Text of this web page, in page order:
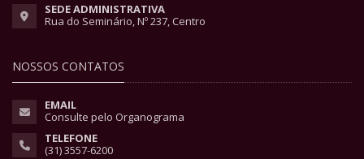
SEDE ADMINISTRATIVA
Rua do Seminário, Nº 237, Centro
NOSSOS CONTATOS
EMAIL
Consulte pelo Organograma
TELEFONE
(31) 3557-6200